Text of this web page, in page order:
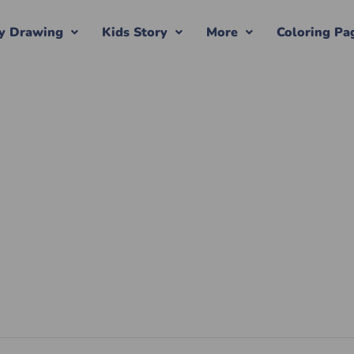
Drawing Kids Story More Coloring